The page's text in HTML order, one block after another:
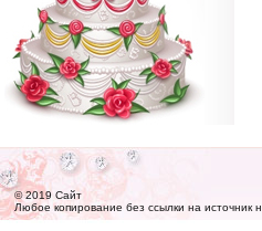
© 2019 Сайт
Любое копирование без ссылки на источник